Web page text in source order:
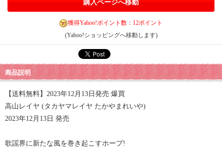
購入ページへ移動
獲得Yahoo!ポイント数：12ポイント
(Yahoo!ショッピングへ移動します)
商品説明
【送料無料】2023年12月13日発売 爆買
高山レイヤ (タカヤマレイヤ たかやまれいや)
2023年12月13日 発売
歌謡界に新たな風を巻き起こすホープ!